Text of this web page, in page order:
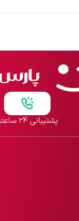
پشتیبانی ۲۴ ساعته